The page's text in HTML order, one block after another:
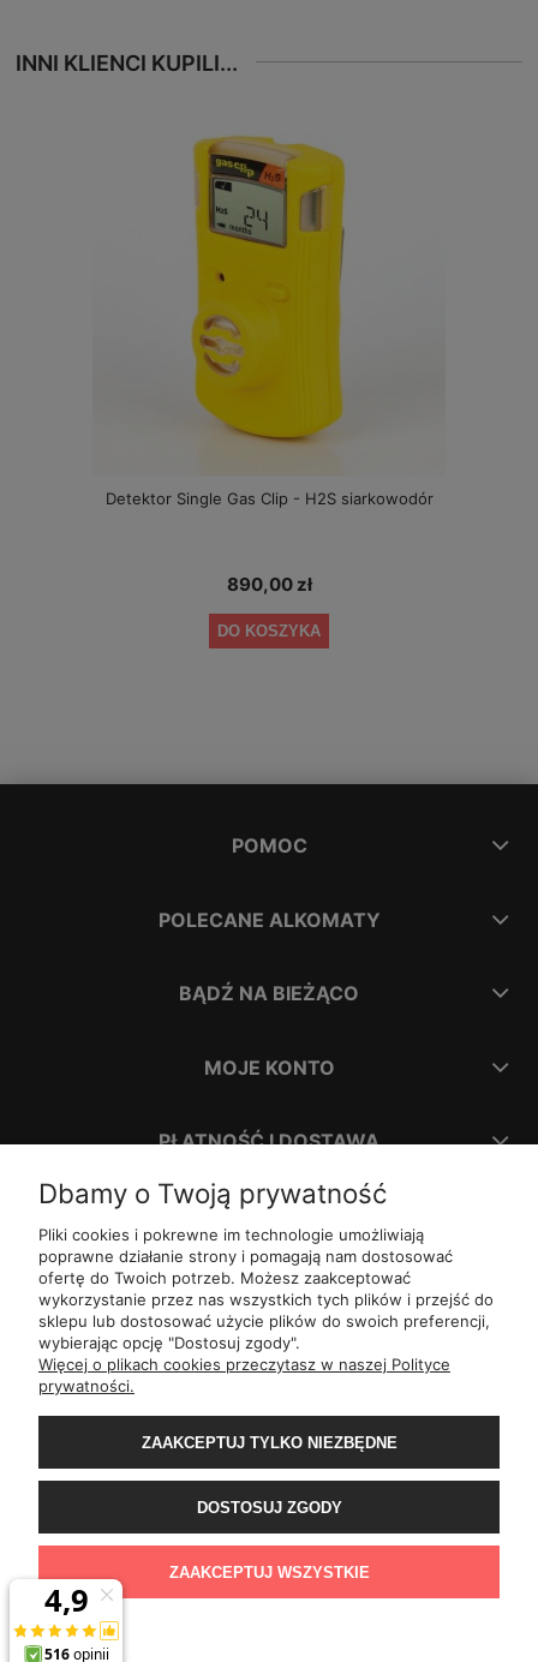
INNI KLIENCI KUPILI...
Detektor Single Gas Clip - H2S siarkowodór
890,00 zł
DO KOSZYKA
POMOC
POLECANE ALKOMATY
BĄDŹ NA BIEŻĄCO
MOJE KONTO
PŁATNOŚĆ I DOSTAWA
INFORMACJE
O NAS
ul.Romana Dmowskiego 1,
Św. Filipa 23/3, 31-150 Kraków
ul.Mielęckiego 10 lok 503,
Al.Jerozolimskie 81 lok 7.10, 02-001 Warszawa
Wały Piastowskie 1lok. 1508,80-855 Gdańsk
Białystok
ul.ul. 1-go Maja 13lok. 2,20-410 Lublin
Rejtana 49/6, 35-310 Rzeszów
ul.Wiertnicza 115, 02-952 Warszawa
Bohaterów Warszawy 11b, 70-370
Dbamy o Twoją prywatność
Pliki cookies i pokrewne im technologie umożliwiają
poprawne działanie strony i pomagają nam dostosować
ofertę do Twoich potrzeb. Możesz zaakceptować
wykorzystanie przez nas wszystkich tych plików i przejść do
sklepu lub dostosować użycie plików do swoich preferencji,
wybierając opcję "Dostosuj zgody".
Więcej o plikach cookies przeczytasz w naszej Polityce
prywatności.
ZAAKCEPTUJ TYLKO NIEZBĘDNE
DOSTOSUJ ZGODY
ZAAKCEPTUJ WSZYSTKIE